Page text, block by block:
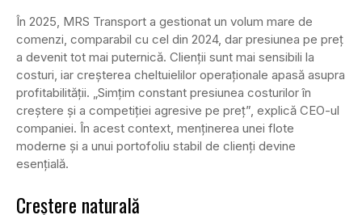
În 2025, MRS Transport a gestionat un volum mare de
comenzi, comparabil cu cel din 2024, dar presiunea pe preț
a devenit tot mai puternică. Clienții sunt mai sensibili la
costuri, iar creșterea cheltuielilor operaționale apasă asupra
profitabilității. „Simțim constant presiunea costurilor în
creștere și a competiției agresive pe preț”, explică CEO-ul
companiei. În acest context, menținerea unei flote
moderne și a unui portofoliu stabil de clienți devine
esențială.
Creștere naturală